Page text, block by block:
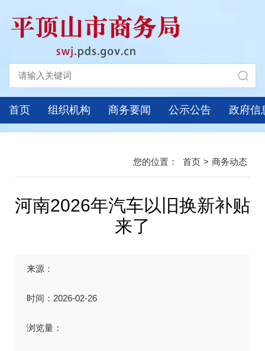
首页 组织机构 商务要闻 公示公告 政府信
首页 > 商务动态
河南2026年汽车以旧换新补贴
来了
来源：
时间：2026-02-26
浏览量：